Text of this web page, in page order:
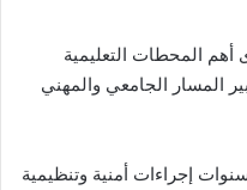
أهم المحطات التعليمية
المسار الجامعي والمهني
إجراءات أمنية وتنظيمية